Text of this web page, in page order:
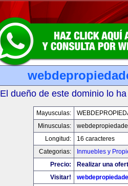
El dueño de este dominio lo
Mayusculas:
Minusculas:
Longitud:
16 caracteres
Categorias:
Inmuebles y
Precio:
Realizar una
Visitar!